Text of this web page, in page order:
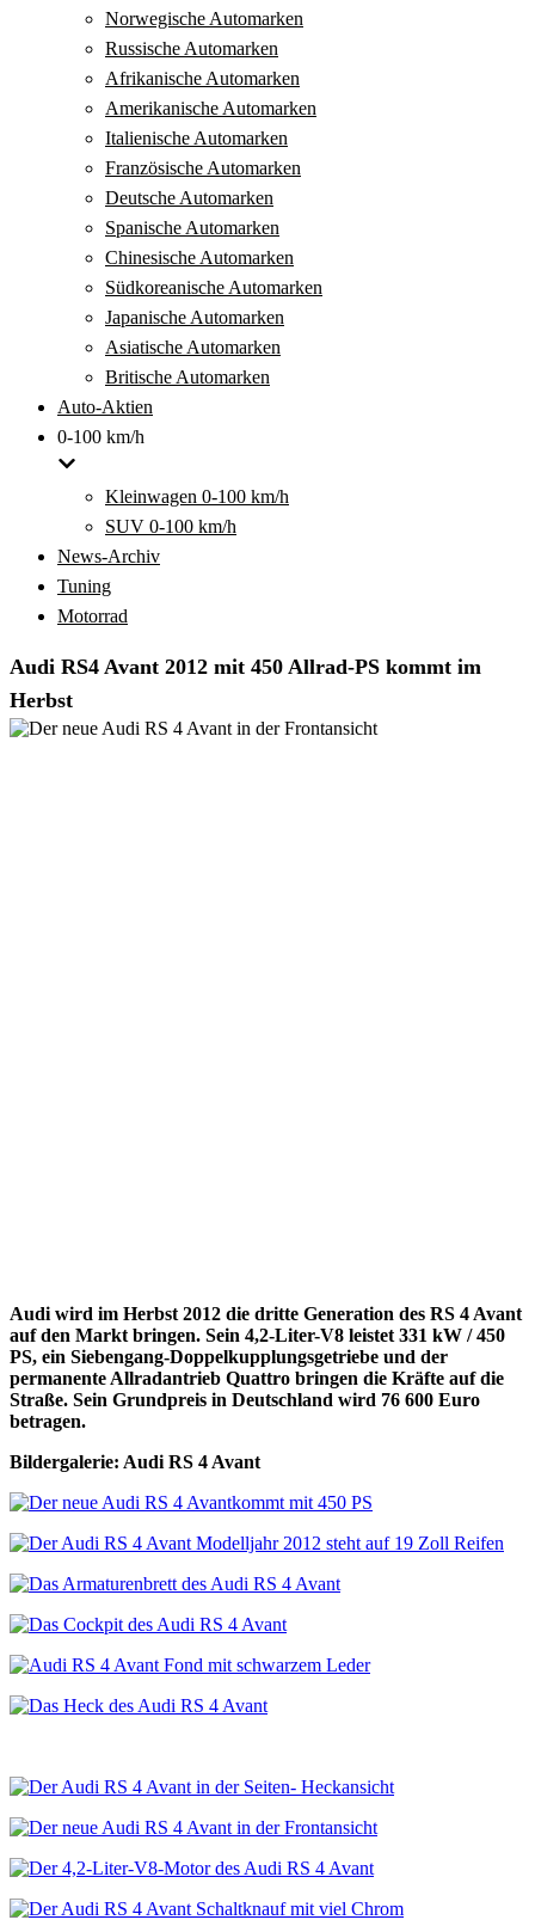
Norwegische Automarken
Russische Automarken
Afrikanische Automarken
Amerikanische Automarken
Italienische Automarken
Französische Automarken
Deutsche Automarken
Spanische Automarken
Chinesische Automarken
Südkoreanische Automarken
Japanische Automarken
Asiatische Automarken
Britische Automarken
Auto-Aktien
0-100 km/h
Kleinwagen 0-100 km/h
SUV 0-100 km/h
News-Archiv
Tuning
Motorrad
Audi RS4 Avant 2012 mit 450 Allrad-PS kommt im
Herbst
Audi wird im Herbst 2012 die dritte Generation des RS 4 Avant
auf den Markt bringen. Sein 4,2-Liter-V8 leistet 331 kW / 450
PS, ein Siebengang-Doppelkupplungsgetriebe und der
permanente Allradantrieb Quattro bringen die Kräfte auf die
Straße. Sein Grundpreis in Deutschland wird 76 600 Euro
betragen.
Bildergalerie: Audi RS 4 Avant